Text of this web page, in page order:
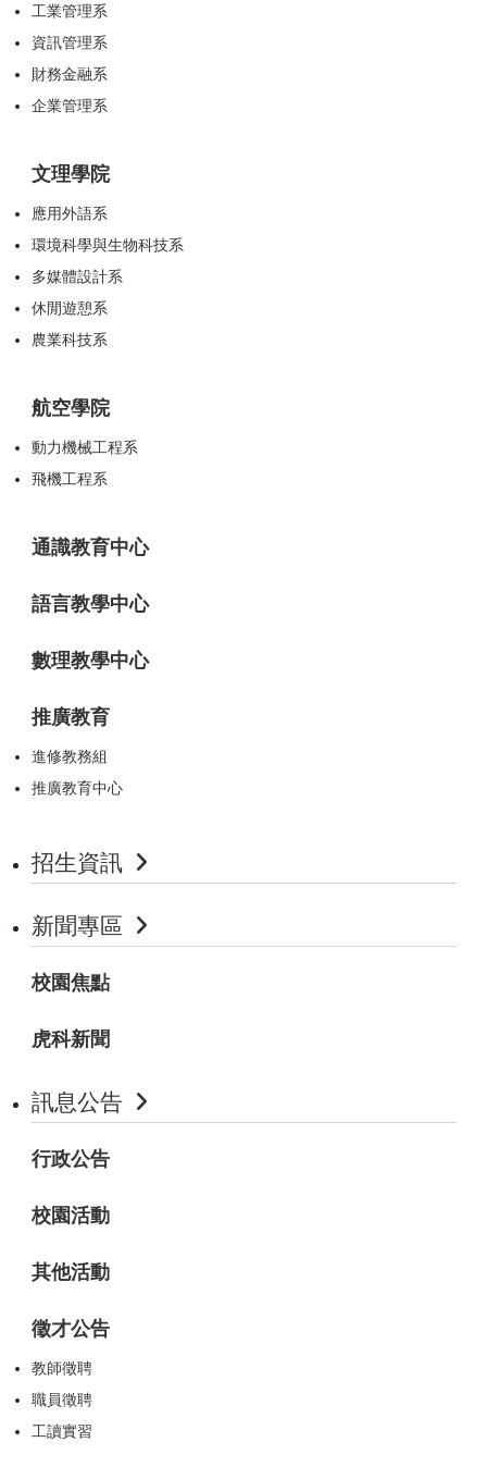
工業管理系
資訊管理系
財務金融系
企業管理系
文理學院
應用外語系
環境科學與生物科技系
多媒體設計系
休閒遊憩系
農業科技系
航空學院
動力機械工程系
飛機工程系
通識教育中心
語言教學中心
數理教學中心
推廣教育
進修教務組
推廣教育中心
招生資訊
新聞專區
校園焦點
虎科新聞
訊息公告
行政公告
校園活動
其他活動
徵才公告
教師徵聘
職員徵聘
工讀實習